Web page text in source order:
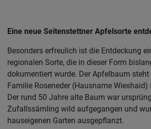
Eine neue Seitenstettner Apfelsorte
Besonders erfreulich ist die Entdeckung
regionalen Sorte, die in dieser Form
dokumentiert wurde. Der Apfelbaum steht
Familie Roseneder (Hausname Wieshaid)
Der rund 50 Jahre alte Baum war
Zufallssämling wild aufgegangen und
hauseigenen Garten ausgepflanzt.